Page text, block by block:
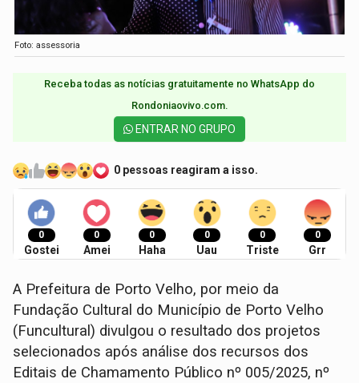
Foto: assessoria
Receba todas as notícias gratuitamente no WhatsApp do
Rondoniaovivo.com.​
ENTRAR NO GRUPO
0 pessoas reagiram a isso.
0
Gostei
0
Amei
0
Haha
0
Uau
0
Triste
0
Grr
A Prefeitura de Porto Velho, por meio da
Fundação Cultural do Município de Porto Velho
(Funcultural) divulgou o resultado dos projetos
selecionados após análise dos recursos dos
Editais de Chamamento Público nº 005/2025, nº